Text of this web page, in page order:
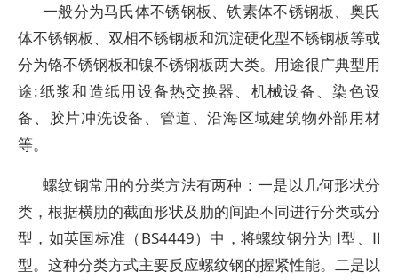
一般分为马氏体不锈钢板、铁素体不锈钢板、奥氏
体不锈钢板、双相不锈钢板和沉淀硬化型不锈钢板等或
分为铬不锈钢板和镍不锈钢板两大类。用途很广典型用
途:纸浆和造纸用设备热交换器、机械设备、染色设
备、胶片冲洗设备、管道、沿海区域建筑物外部用材
等。
螺纹钢常用的分类方法有两种：一是以几何形状分
类，根据横肋的截面形状及肋的间距不同进行分类或分
型，如英国标准（BS4449）中，将螺纹钢分为 Ⅰ型、Ⅱ
型。这种分类方式主要反应螺纹钢的握紧性能。二是以